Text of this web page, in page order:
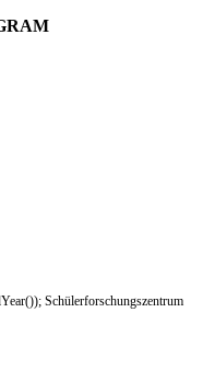
Schülerforschungszentrum